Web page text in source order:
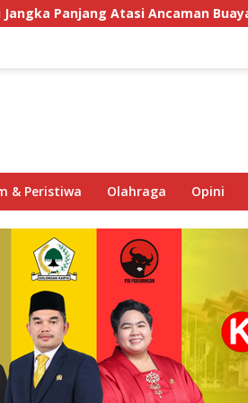
Ancaman Buaya di Labuan Cermin
& Peristiwa Olahraga Opini